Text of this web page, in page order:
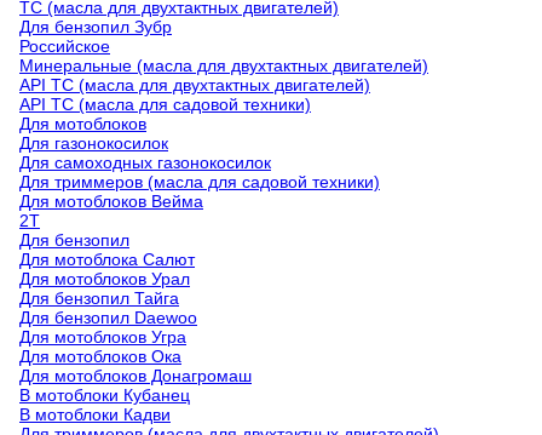
TC (масла для двухтактных двигателей)
Для бензопил Зубр
Российское
Минеральные (масла для двухтактных двигателей)
API TC (масла для двухтактных двигателей)
API TC (масла для садовой техники)
Для мотоблоков
Для газонокосилок
Для самоходных газонокосилок
Для триммеров (масла для садовой техники)
Для мотоблоков Вейма
2T
Для бензопил
Для мотоблока Салют
Для мотоблоков Урал
Для бензопил Тайга
Для бензопил Daewoo
Для мотоблоков Угра
Для мотоблоков Ока
Для мотоблоков Донагромаш
В мотоблоки Кубанец
В мотоблоки Кадви